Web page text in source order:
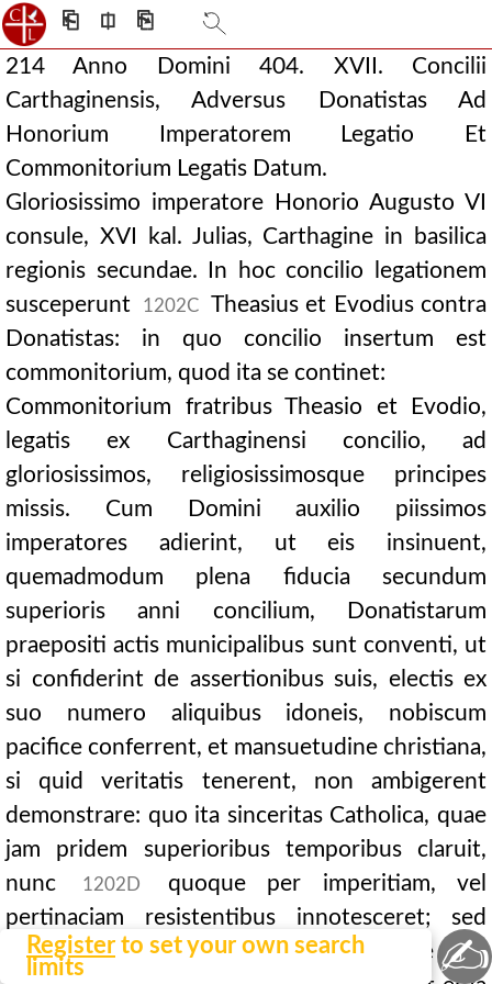
⎗ ⎅ ⎘
Register to set your own search
limits
214 Anno Domini 404. XVII. Concilii
Carthaginensis, Adversus Donatistas Ad
Honorium Imperatorem Legatio Et
Commonitorium Legatis Datum.
Gloriosissimo imperatore Honorio Augusto VI
consule, XVI kal. Julias, Carthagine in basilica
regionis secundae. In hoc concilio legationem
susceperunt
1202C
Theasius et Evodius contra
Donatistas: in quo concilio insertum est
commonitorium, quod ita se continet:
Commonitorium fratribus Theasio et Evodio,
legatis ex Carthaginensi concilio, ad
gloriosissimos, religiosissimosque principes
missis. Cum Domini auxilio piissimos
imperatores adierint, ut eis insinuent,
quemadmodum plena fiducia secundum
superioris anni concilium, Donatistarum
praepositi actis municipalibus sunt conventi, ut
si confiderint de assertionibus suis, electis ex
suo numero aliquibus idoneis, nobiscum
pacifice conferrent, et mansuetudine christiana,
si quid veritatis tenerent, non ambigerent
demonstrare: quo ita sinceritas Catholica, quae
jam pridem superioribus temporibus claruit,
nunc
1202D
quoque per imperitiam, vel
pertinaciam resistentibus innotesceret; sed
quia diffidentia premebantur, nihil pene ausi
✍